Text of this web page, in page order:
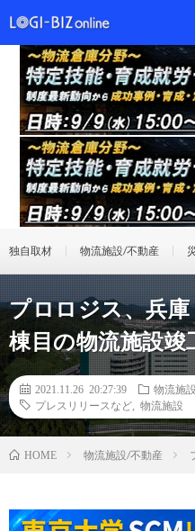
独自取材 物流施設/不動産
プロロジス、兵
棟目の物流施設竣
2021.11.26 20:27:39
物流施
プレスリリースなど
物流施設
HOME 物流施設/不動産